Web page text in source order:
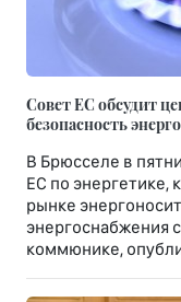
Совет ЕС обсудит
безопасность
В Брюсселе в
ЕС по энергетике,
рынке
энергоснабжения
коммюнике,